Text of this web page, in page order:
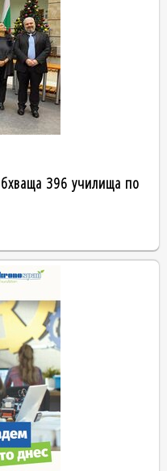
396 училища по